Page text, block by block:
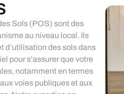
Sols (POS) sont des
au niveau local. Ils
d’utilisation des sols dans
pour s’assurer que votre
notamment en termes
voies publiques et aux